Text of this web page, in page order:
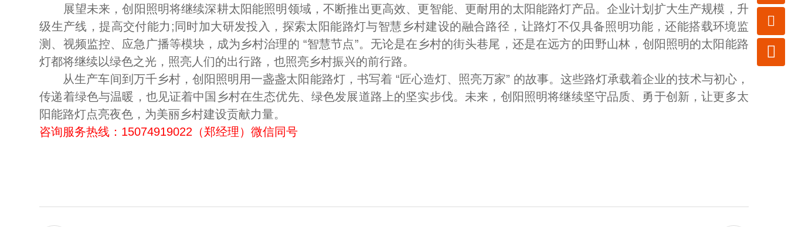
展望未来，创阳照明将继续深耕太阳能照明领域，不断推出更高效、更智能、更耐用的太阳能路灯产品。企业计划扩大生产规模，升
级生产线，提高交付能力;同时加大研发投入，探索太阳能路灯与智慧乡村建设的融合路径，让路灯不仅具备照明功能，还能搭载环境监
测、视频监控、应急广播等模块，成为乡村治理的 “智慧节点”。无论是在乡村的街头巷尾，还是在远方的田野山林，创阳照明的太阳能路
灯都将继续以绿色之光，照亮人们的出行路，也照亮乡村振兴的前行路。
从生产车间到万千乡村，创阳照明用一盏盏太阳能路灯，书写着 “匠心造灯、照亮万家” 的故事。这些路灯承载着企业的技术与初心，
传递着绿色与温暖，也见证着中国乡村在生态优先、绿色发展道路上的坚实步伐。未来，创阳照明将继续坚守品质、勇于创新，让更多太
阳能路灯点亮夜色，为美丽乡村建设贡献力量。
咨询服务热线：15074919022（郑经理）微信同号

